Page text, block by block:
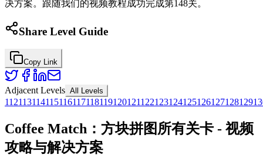
决方案。跟随我们的视频教程成功完成第148关。
Share Level Guide
Copy Link
Adjacent Levels All Levels
112113114115116117118119120121122123124125126127128129
Coffee Match：方块拼图所有关卡 - 视频
攻略与解决方案